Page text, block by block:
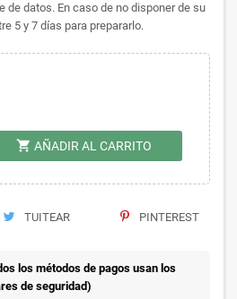
de datos. En caso de no disponer de su
5 y 7 días para prepararlo.
shopping_cart AÑADIR AL CARRITO
TUITEAR PINTEREST
los métodos de pagos usan los
de seguridad)